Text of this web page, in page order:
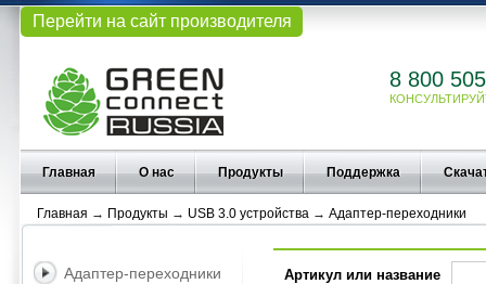
Перейти на сайт производителя
8 800
Главная О нас Продукты Поддержка
Главная → Продукты → USB 3.0 устройства → Адаптер-переходники
Адаптер-переходники Артикул или название